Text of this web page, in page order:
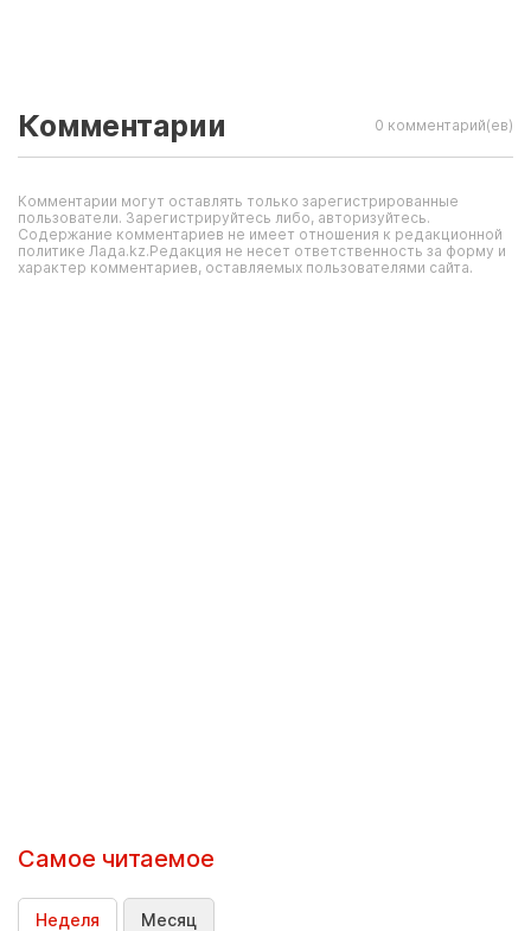
Комментарии 0 комментарий(ев)
Комментарии могут оставлять только зарегистрированные
пользователи. Зарегистрируйтесь либо, авторизуйтесь.
Содержание комментариев не имеет отношения к редакционной
политике Лада.kz.Редакция не несет ответственность за форму и
характер комментариев, оставляемых пользователями сайта.
Самое читаемое
Неделя Месяц